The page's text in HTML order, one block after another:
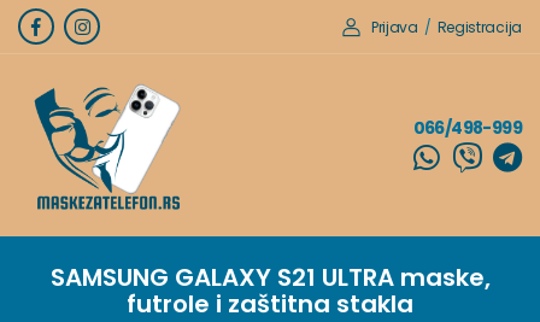
Prijava / Registracija
066/498-999
SAMSUNG GALAXY S21 ULTRA maske,
futrole i zaštitna stakla